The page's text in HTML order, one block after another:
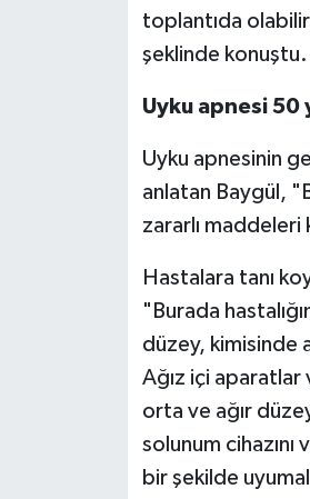
toplantıda
şeklinde konuştu.
Uyku apnesi 50
Uyku apnesinin
anlatan Baygül,
zararlı
Hastalara tanı
"Burada
düzey, kimisinde
Ağız içi aparatlar
orta ve ağır
solunum
bir şekilde